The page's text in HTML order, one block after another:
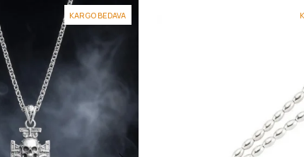
KARGO BEDAVA